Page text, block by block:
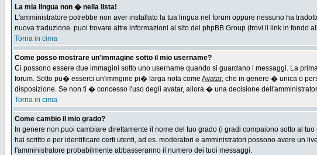
La mia lingua non � nella lista!
L'amministratore potrebbe non aver installato la tua lingua nel forum oppure nessuno ha
nuova traduzione. puoi trovare altre informazioni al sito del phpBB Group (trovi il link in fondo
Torna in cima
Come posso mostrare un'immagine sotto il mio username?
Ci possono essere due immagini sotto uno username quando si guardano i messaggi. La
forum. Sotto pu� esserci un'immgine pi� larga nota come Avatar, che in genere � unica o
disposizione. Se non ti � concesso l'uso degli avatar, allora � una decisione
Torna in cima
Come cambio il mio grado?
In genere non puoi cambiare direttamente il nome del tuo grado (i gradi compaiono sotto al
hai scritto e per identificare certi utenti, ad es. moderatori e amministratori possono avere un
l'amministratore probabilmente abbasseranno il numero dei tuoi messaggi.